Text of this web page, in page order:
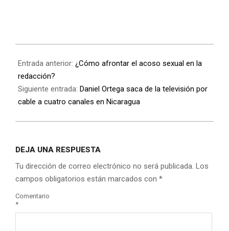
Entrada anterior: ¿Cómo afrontar el acoso sexual en la
redacción?
Siguiente entrada: Daniel Ortega saca de la televisión por
cable a cuatro canales en Nicaragua
DEJA UNA RESPUESTA
Tu dirección de correo electrónico no será publicada. Los
campos obligatorios están marcados con *
Comentario
*